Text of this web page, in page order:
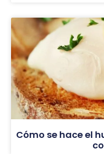
Cómo se hace el